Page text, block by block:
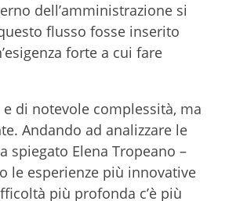
dell’amministrazione si
flusso fosse inserito
forte a cui fare
di notevole complessità, ma
Andando ad analizzare le
spiegato Elena Tropeano –
le esperienze più innovative
più profonda c’è più